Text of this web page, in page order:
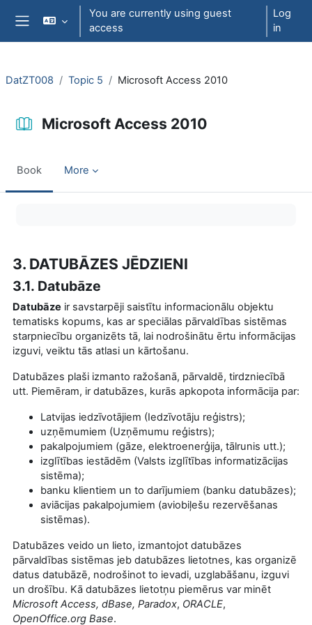
Skip to main content
You are currently using guest
access
Log
in
DatZT008 Topic 5 Microsoft Access 2010
Microsoft Access 2010
Book More
3. DATUBĀZES JĒDZIENI
3.1. Datubāze
Datubāze ir savstarpēji saistītu informacionālu objektu
tematisks kopums, kas ar speciālas pārvaldības sistēmas
starpniecību organizēts tā, lai nodrošinātu ērtu informācijas
izguvi, veiktu tās atlasi un kārtošanu.
Datubāzes plaši izmanto ražošanā, pārvaldē, tirdzniecībā
utt. Piemēram, ir datubāzes, kurās apkopota informācija par:
Latvijas iedzīvotājiem (Iedzīvotāju reģistrs);
uzņēmumiem (Uzņēmumu reģistrs);
pakalpojumiem (gāze, elektroenerģija, tālrunis utt.);
izglītības iestādēm (Valsts izglītības informatizācijas
sistēma);
banku klientiem un to darījumiem (banku datubāzes);
aviācijas pakalpojumiem (aviobiļešu rezervēšanas
sistēmas).
Datubāzes veido un lieto, izmantojot datubāzes
pārvaldības sistēmas jeb datubāzes lietotnes, kas organizē
datus datubāzē, nodrošinot to ievadi, uzglabāšanu, izguvi
un drošību. Kā datubāzes lietotņu piemērus var minēt
Microsoft Access, dBase, Paradox, ORACLE,
OpenOffice.org Base.